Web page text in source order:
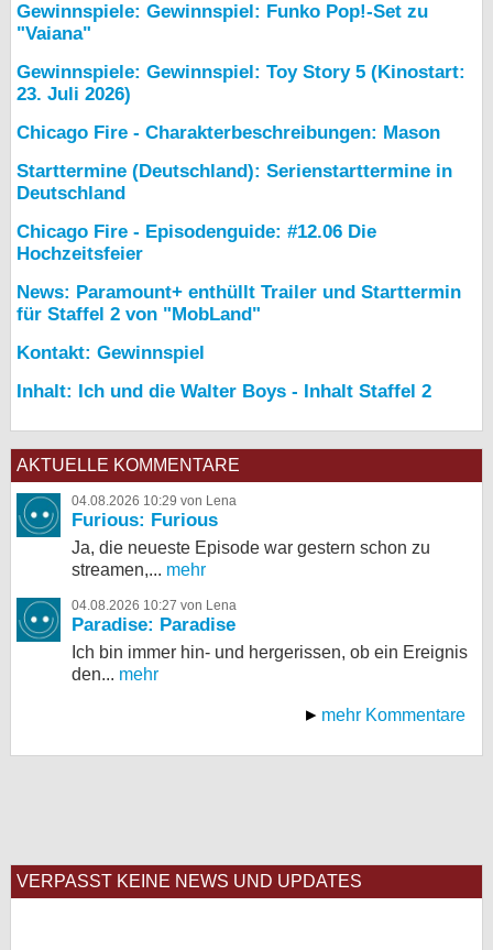
Gewinnspiele: Gewinnspiel: Funko Pop!-Set zu
"Vaiana"
Gewinnspiele: Gewinnspiel: Toy Story 5 (Kinostart:
23. Juli 2026)
Chicago Fire - Charakterbeschreibungen: Mason
Starttermine (Deutschland): Serienstarttermine in
Deutschland
Chicago Fire - Episodenguide: #12.06 Die
Hochzeitsfeier
News: Paramount+ enthüllt Trailer und Starttermin
für Staffel 2 von "MobLand"
Kontakt: Gewinnspiel
Inhalt: Ich und die Walter Boys - Inhalt Staffel 2
AKTUELLE KOMMENTARE
04.08.2026 10:29 von Lena
Furious: Furious
Ja, die neueste Episode war gestern schon zu
streamen,... mehr
04.08.2026 10:27 von Lena
Paradise: Paradise
Ich bin immer hin- und hergerissen, ob ein Ereignis
den... mehr
mehr Kommentare
VERPASST KEINE NEWS UND UPDATES